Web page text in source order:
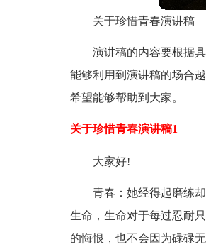
关于珍惜青春演讲稿
演讲稿的内容要根据
能够利用到演讲稿的场合
希望能够帮助到大家。
关于珍惜青春演讲稿1
大家好!
青春：她经得起磨练
生命，生命对于每过忍耐
的悔恨，也不会因为碌碌